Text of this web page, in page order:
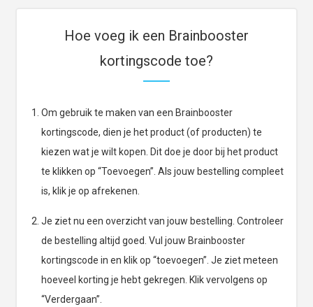
Hoe voeg ik een Brainbooster
kortingscode toe?
Om gebruik te maken van een Brainbooster
kortingscode, dien je het product (of producten) te
kiezen wat je wilt kopen. Dit doe je door bij het product
te klikken op “Toevoegen”. Als jouw bestelling compleet
is, klik je op afrekenen.
Je ziet nu een overzicht van jouw bestelling. Controleer
de bestelling altijd goed. Vul jouw Brainbooster
kortingscode in en klik op “toevoegen”. Je ziet meteen
hoeveel korting je hebt gekregen. Klik vervolgens op
“Verdergaan”.